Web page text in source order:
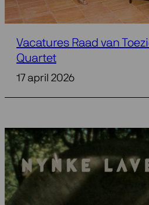
Vacatures Raad van
Quartet
17 april 2026